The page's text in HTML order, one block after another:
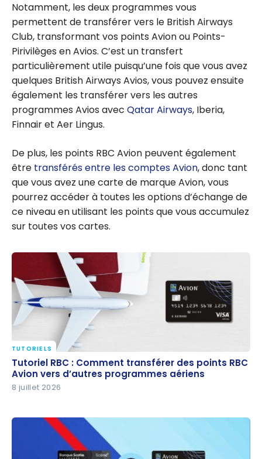
Notamment, les deux programmes vous
permettent de transférer vers le British Airways
Club, transformant vos points Avion ou Points-
Pirivilèges en Avios. C’est un transfert
particulièrement utile puisqu’une fois que vous avez
quelques British Airways Avios, vous pouvez ensuite
également les transférer vers les autres
programmes Avios avec Qatar Airways, Iberia,
Finnair et Aer Lingus.
De plus, les points RBC Avion peuvent également
être transférés entre les comptes Avion, donc tant
que vous avez une carte de marque Avion, vous
pourrez accéder à toutes les options d’échange de
ce niveau en utilisant les points que vous accumulez
sur toutes vos cartes.
Tutoriel RBC : Comment transférer des points RBC
Avion vers d’autres programmes aériens
TUTORIELS
Tutoriel RBC : Comment transférer des points RBC
Avion vers d’autres programmes aériens
8 juillet 2026